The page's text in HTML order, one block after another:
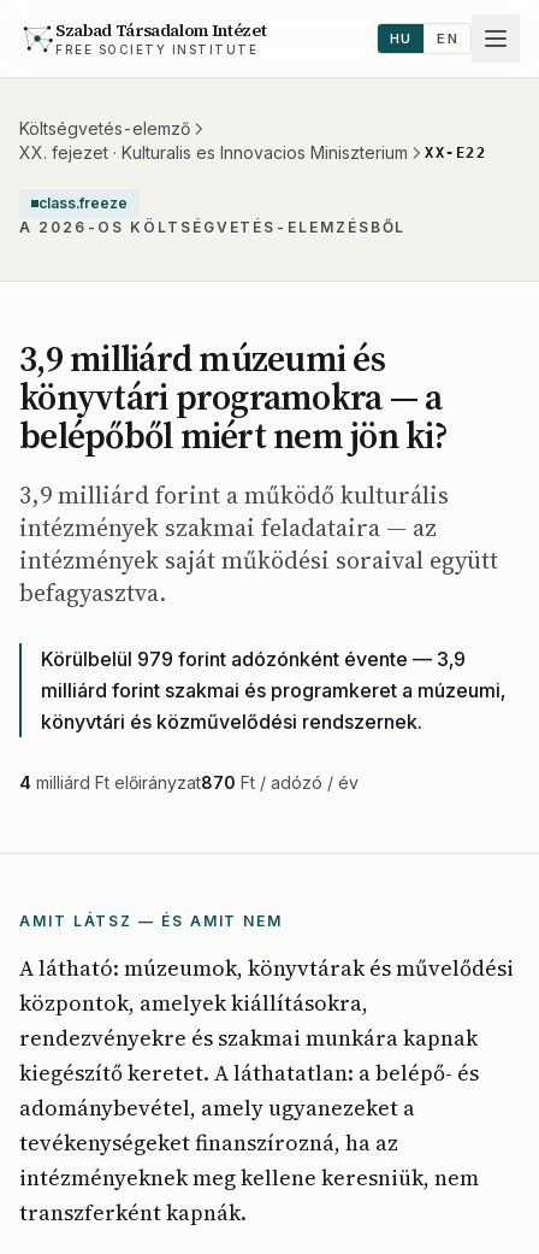
Szabad Társadalom Intézet
FREE SOCIETY INSTITUTE
HU EN
Költségvetés-elemző
XX. fejezet · Kulturalis es Innovacios Miniszterium
XX-E22
class.freeze
A 2026-OS KÖLTSÉGVETÉS-ELEMZÉSBŐL
3,9 milliárd múzeumi és
könyvtári programokra — a
belépőből miért nem jön ki?
3,9 milliárd forint a működő kulturális
intézmények szakmai feladataira — az
intézmények saját működési soraival együtt
befagyasztva.
Körülbelül 979 forint adózónként évente — 3,9
milliárd forint szakmai és programkeret a múzeumi,
könyvtári és közművelődési rendszernek.
4 milliárd Ft előirányzat870 Ft / adózó / év
AMIT LÁTSZ — ÉS AMIT NEM
A látható: múzeumok, könyvtárak és művelődési
központok, amelyek kiállításokra,
rendezvényekre és szakmai munkára kapnak
kiegészítő keretet. A láthatatlan: a belépő- és
adománybevétel, amely ugyanezeket a
tevékenységeket finanszírozná, ha az
intézményeknek meg kellene keresniük, nem
transzferként kapnák.